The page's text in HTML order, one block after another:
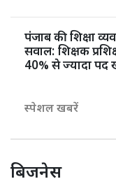
पंजाब की शिक्षा
सवाल: शिक्षक
40% से ज्यादा पद
स्पेशल खबरें
बिजनेस